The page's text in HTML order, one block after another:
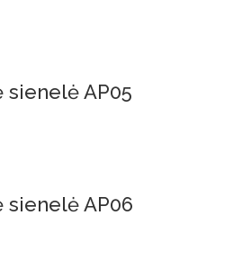
sienelė AP05
sienelė AP06